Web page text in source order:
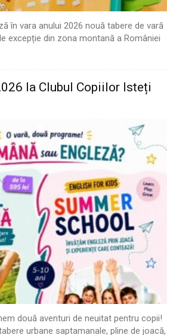
în vara anului 2026 nouă tabere de vară
excepție din zona montană a României
la Clubul Copiilor Isteți
două aventuri de neuitat pentru copii!
urbane saptamanale, pline de joacă,